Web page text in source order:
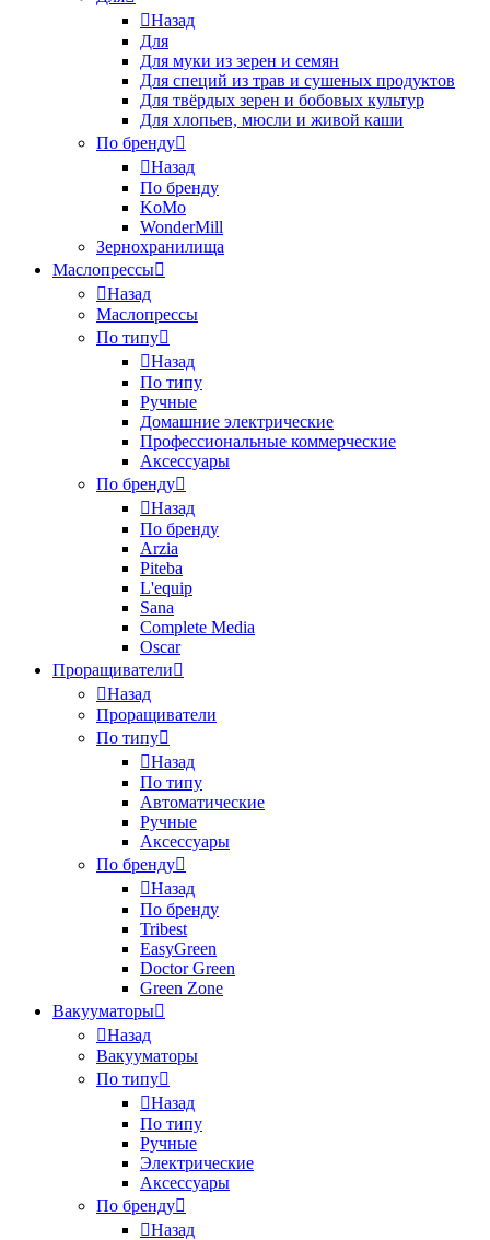
Назад
Для
Для муки из зерен и семян
Для специй из трав и сушеных продуктов
Для твёрдых зерен и бобовых культур
Для хлопьев, мюсли и живой каши
По бренду
Назад
По бренду
KoMo
WonderMill
Зернохранилища
Маслопрессы
Назад
Маслопрессы
По типу
Назад
По типу
Ручные
Домашние электрические
Профессиональные коммерческие
Аксессуары
По бренду
Назад
По бренду
Arzia
Piteba
L'equip
Sana
Complete Media
Oscar
Проращиватели
Назад
Проращиватели
По типу
Назад
По типу
Автоматические
Ручные
Аксессуары
По бренду
Назад
По бренду
Tribest
EasyGreen
Doctor Green
Green Zone
Вакууматоры
Назад
Вакууматоры
По типу
Назад
По типу
Ручные
Электрические
Аксессуары
По бренду
Назад